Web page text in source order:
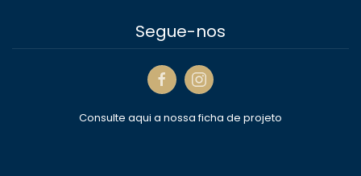
Segue-nos
Consulte aqui a nossa ficha de projeto